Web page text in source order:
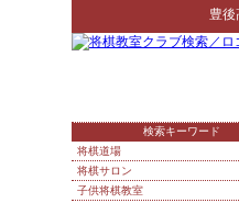
豊後
検索キーワード
将棋道場
将棋サロン
子供将棋教室